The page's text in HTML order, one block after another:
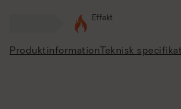
Effekt
Produktinformation Teknisk